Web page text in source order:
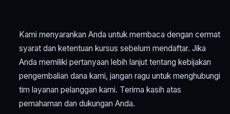
Kami menyarankan Anda untuk membaca dengan cermat
syarat dan ketentuan kursus sebelum mendaftar. Jika
Anda memiliki pertanyaan lebih lanjut tentang kebijakan
pengembalian dana kami, jangan ragu untuk menghubungi
tim layanan pelanggan kami. Terima kasih atas
pemahaman dan dukungan Anda.